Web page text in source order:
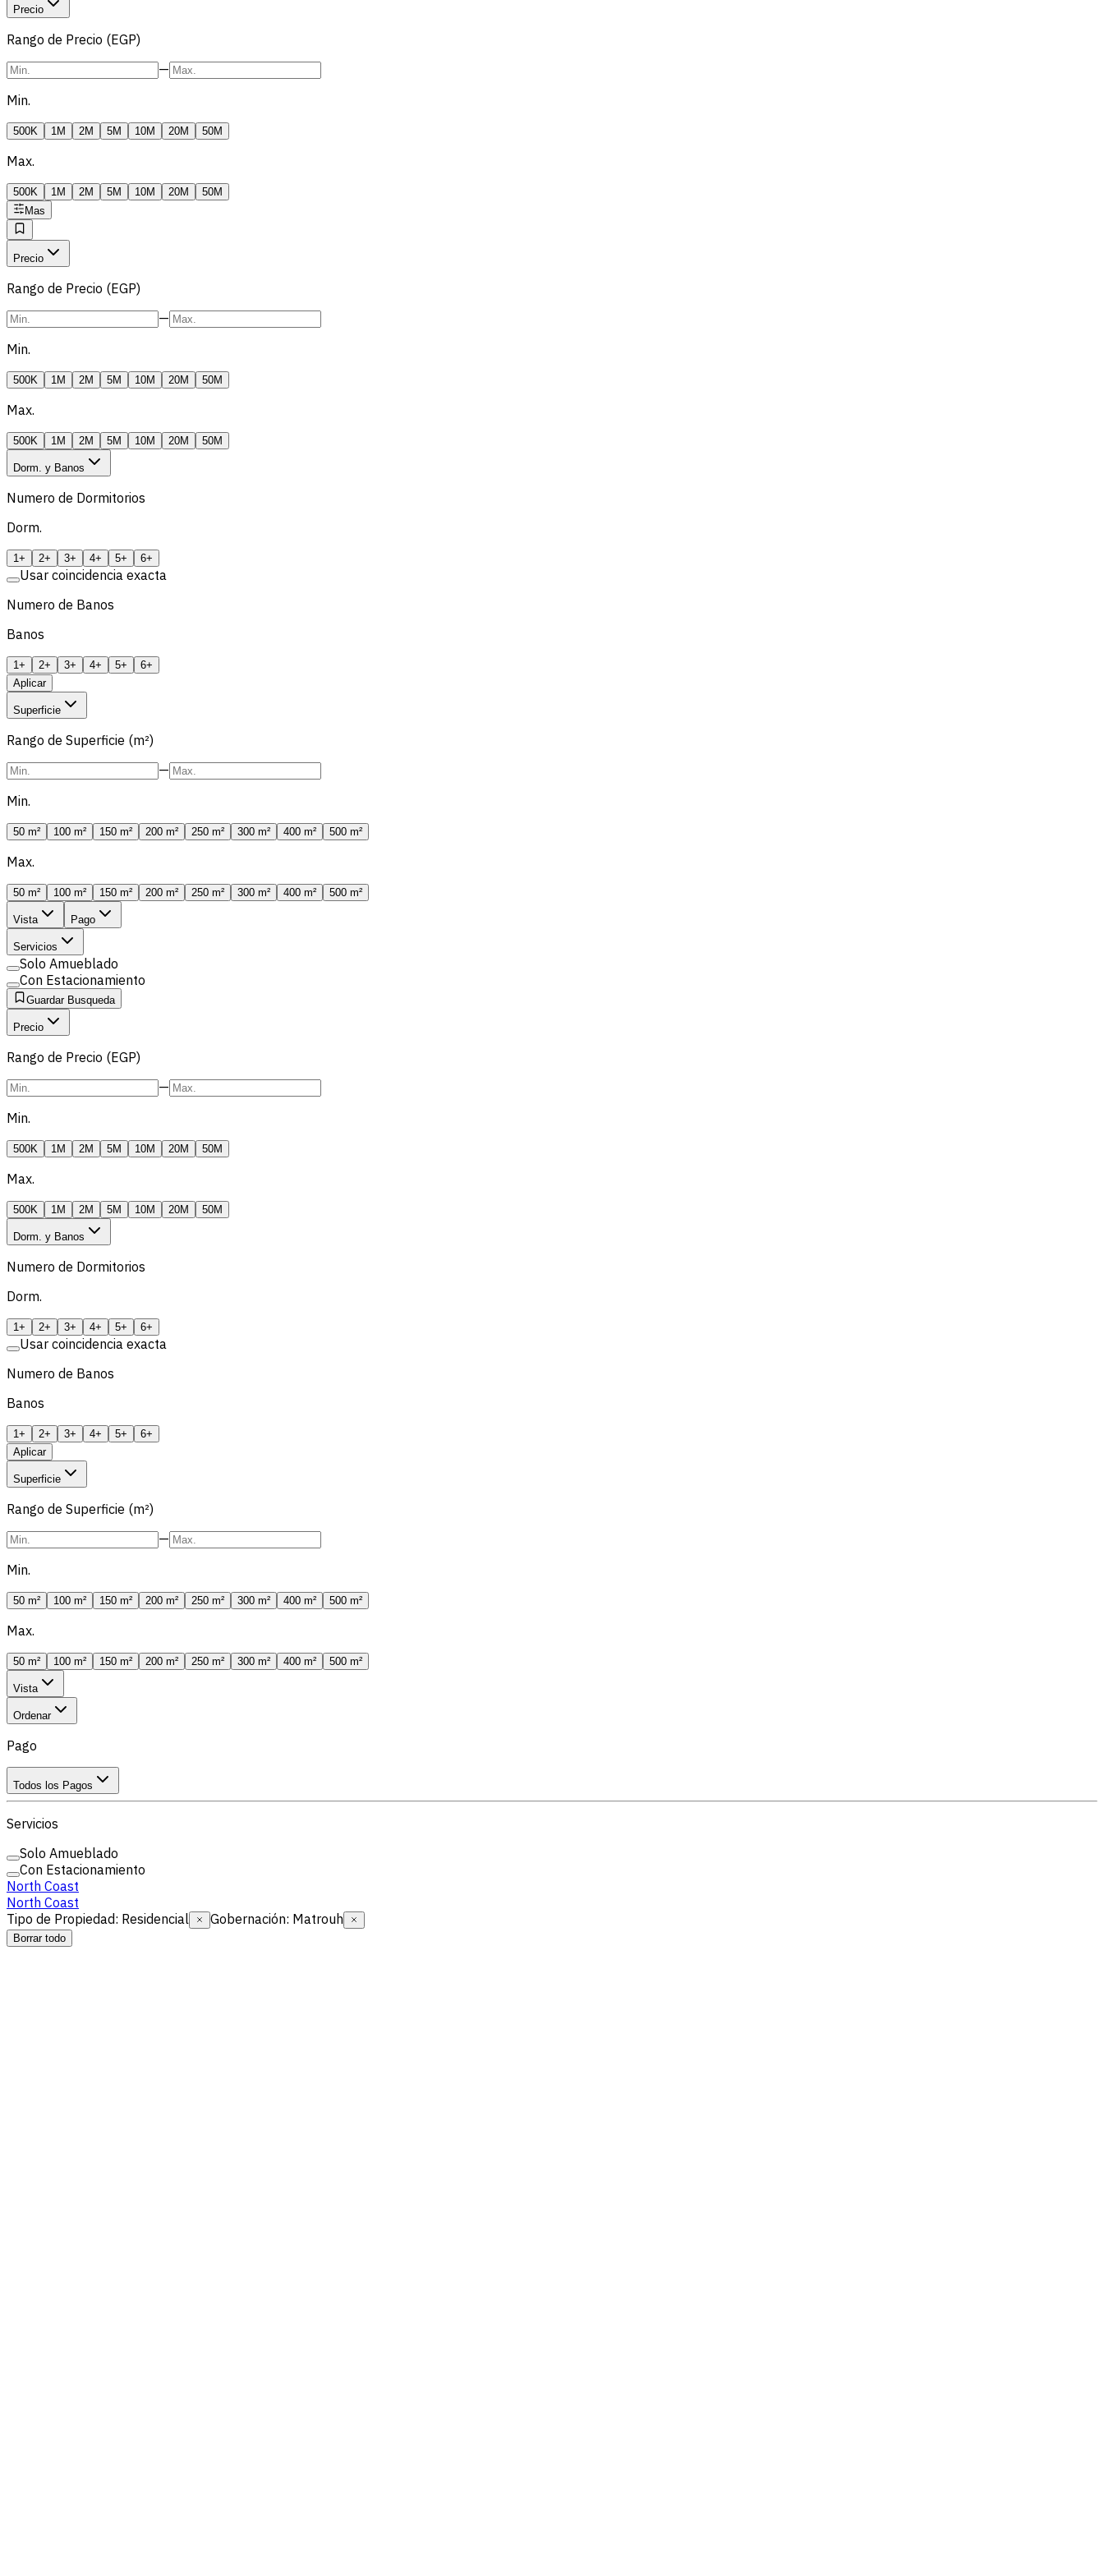
Precio
Rango de Precio (EGP)
—
Min.
500K 1M 2M 5M 10M 20M 50M
Max.
500K 1M 2M 5M 10M 20M
50M
Mas
Precio
Rango de Precio (EGP)
—
Min.
500K 1M 2M 5M 10M 20M 50M
Max.
500K 1M 2M 5M 10M 20M 50M
Dorm. y Banos
Numero de Dormitorios
Dorm.
1+ 2+ 3+ 4+ 5+ 6+
Usar coincidencia exacta
Numero de Banos
Banos
1+ 2+ 3+ 4+ 5+
6+
Aplicar
Superficie
Rango de Superficie (m²)
—
Min.
50 m² 100 m² 150 m² 200 m² 250 m² 300 m² 400 m² 500 m²
Max.
50 m² 100 m² 150 m² 200 m² 250 m² 300 m² 400 m² 500 m²
Vista Pago
Servicios
Solo Amueblado
Con Estacionamiento
Guardar Busqueda
Precio
Rango de Precio (EGP)
—
Min.
500K 1M 2M 5M 10M 20M 50M
Max.
500K 1M 2M 5M 10M 20M 50M
Dorm. y Banos
Numero de Dormitorios
Dorm.
1+ 2+ 3+ 4+ 5+ 6+
Usar coincidencia exacta
Numero de Banos
Banos
1+ 2+ 3+ 4+ 5+
6+
Aplicar
Superficie
Rango de Superficie (m²)
—
Min.
50 m² 100 m² 150 m² 200 m² 250 m² 300 m² 400 m² 500 m²
Max.
50 m² 100 m² 150 m² 200 m² 250 m² 300 m² 400 m² 500 m²
Vista
Ordenar
Pago
Todos los Pagos
Servicios
Solo Amueblado
Con Estacionamiento
North Coast
North Coast
Tipo de Propiedad: Residencial Gobernación: Matrouh
Borrar todo